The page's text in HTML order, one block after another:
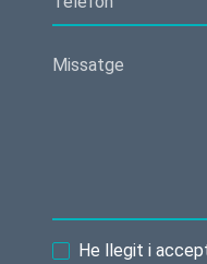
He llegit i